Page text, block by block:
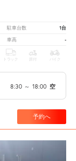
駐車台数 1台
車高 -
トラック 原付 バイク
8:30 ～ 18:00 空
予約へ